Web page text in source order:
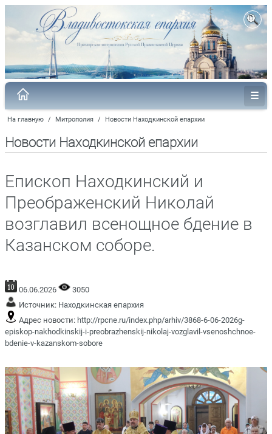
На главную / Митрополия / Новости Находкинской епархии
Новости Находкинской епархии
Епископ Находкинский и
Преображенский Николай
возглавил всенощное бдение в
Казанском соборе.
06.06.2026
3050
Источник: Находкинская епархия
Адрес новости: http://rpcne.ru/index.php/arhiv/3868-6-06-2026g-
episkop-nakhodkinskij-i-preobrazhenskij-nikolaj-vozglavil-vsenoshchnoe-
bdenie-v-kazanskom-sobore